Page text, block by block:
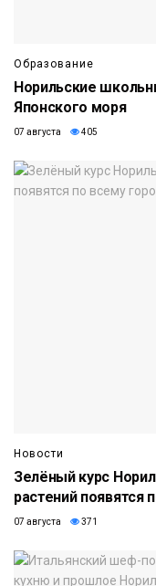
Образование
Норильские
Японского моря
07 августа 405
Новости
Зелёный курс
растений появятся
07 августа 371